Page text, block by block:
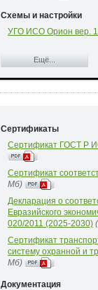
Схемы и настройки
УГО ИСО Орион вер.
Ещё...
Сертификаты
Сертификат ГОСТ Р
Сертификат
Mб)
Декларация о
Евразийского
020/2011 (2025-2030)
Сертификат
систему охранной и
Mб)
Документация